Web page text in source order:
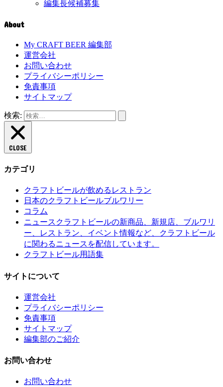
編集長候補募集
About
My CRAFT BEER 編集部
運営会社
お問い合わせ
プライバシーポリシー
免責事項
サイトマップ
検索:
CLOSE
カテゴリ
クラフトビールが飲めるレストラン
日本のクラフトビールブルワリー
コラム
ニュース クラフトビールの新商品、新規店、ブルワリ
ー、レストラン、イベント情報など、クラフトビール
に関わるニュースを配信しています。
クラフトビール用語集
サイトについて
運営会社
プライバシーポリシー
免責事項
サイトマップ
編集部のご紹介
お問い合わせ
お問い合わせ